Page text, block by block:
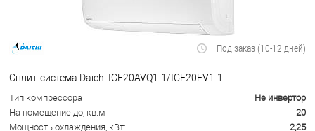
Под заказ (10-12 дней)
Сплит-система Daichi ICE20AVQ1-1/ICE20FV1-1
Тип компрессора
Не инвертор
На помещение до, кв.м
20
Мощность охлаждения, кВт:
2,25